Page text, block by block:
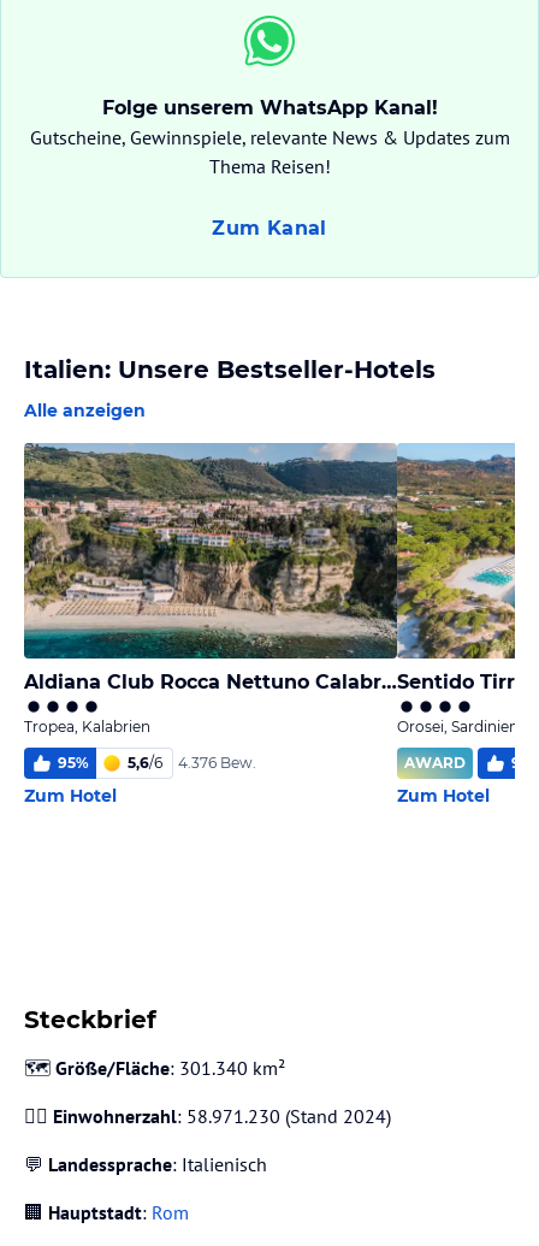
Folge unserem WhatsApp Kanal!
Gutscheine, Gewinnspiele, relevante News & Updates zum
Thema Reisen!
Zum Kanal
Italien: Unsere Bestseller-Hotels
Alle anzeigen
Aldiana Club Rocca Nettuno Calabria
Tropea, Kalabrien
95% 5,6/6 4.376 Bew.
Zum Hotel
Sentido
Orosei, Sardinien
AWARD
90
Zum Hotel
Steckbrief
🗺️ Größe/Fläche: 301.340 km²
🙋‍♂️ Einwohnerzahl: 58.971.230 (Stand 2024)
💬 Landessprache: Italienisch
🏢 Hauptstadt: Rom